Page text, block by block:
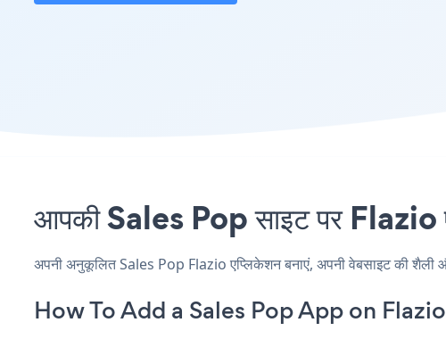
आपकी Sales Pop साइट पर Flazio
अपनी अनुकूलित Sales Pop Flazio एप्लिकेशन बनाएं, अपनी वेबसाइट की शैली
How To Add a Sales Pop App on